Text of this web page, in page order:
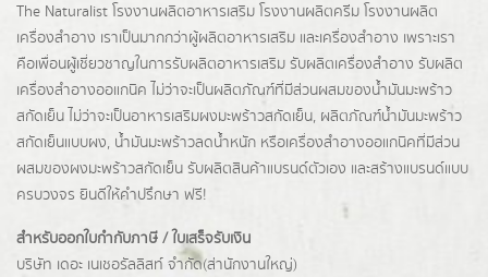
The Naturalist โรงงานผลิตอาหารเสริม โรงงานผลิตครีม โรงงานผลิต
เครื่องสำอาง เราเป็นมากกว่าผู้ผลิตอาหารเสริม และเครื่องสำอาง เพราะเรา
คือเพื่อนผู้เชี่ยวชาญในการรับผลิตอาหารเสริม รับผลิตเครื่องสำอาง รับผลิต
เครื่องสำอางออแกนิค ไม่ว่าจะเป็นผลิตภัณฑ์ที่มีส่วนผสมของน้ำมันมะพร้าว
สกัดเย็น ไม่ว่าจะเป็นอาหารเสริมผงมะพร้าวสกัดเย็น, ผลิตภัณฑ์น้ำมันมะพร้าว
สกัดเย็นแบบผง, น้ำมันมะพร้าวลดน้ำหนัก หรือเครื่องสำอางออแกนิคที่มีส่วน
ผสมของผงมะพร้าวสกัดเย็น รับผลิตสินค้าแบรนด์ตัวเอง และสร้างแบรนด์แบบ
ครบวงจร ยินดีให้คำปรึกษา ฟรี!
สำหรับออกใบกำกับภาษี / ใบเสร็จรับเงิน
บริษัท เดอะ เนเชอรัลลิสท์ จำกัด(ส่านักงานใหญ่)